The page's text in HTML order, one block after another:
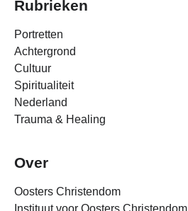
Rubrieken
Portretten
Achtergrond
Cultuur
Spiritualiteit
Nederland
Trauma & Healing
Over
Oosters Christendom
Instituut voor Oosters Christendom